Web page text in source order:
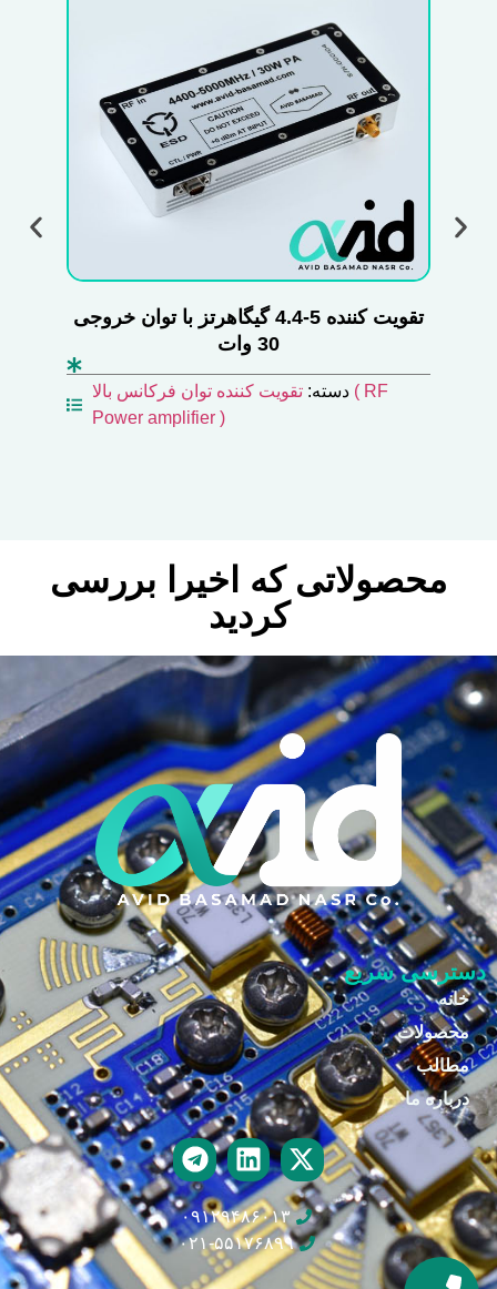
تقویت کننده 5-4.4 گیگاهرتز با توان خروجی
30 وات
دسته:تقویت کننده توان فرکانس بالا ( RF
Power amplifier )
محصولاتی که اخیرا بررسی
کردید
دسترسی سریع
خانه
محصولات
مطالب
درباره ما
۰۹۱۲۹۴۸۶۰۱۳
۰۲۱-۵۵۱۷۶۸۹۹